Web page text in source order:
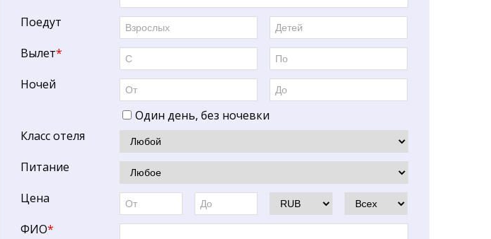
Поедут
Вылет*
Ночей
Один день, без ночевки
Класс отеля
Питание
Цена
ФИО*